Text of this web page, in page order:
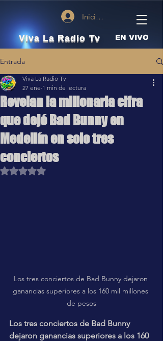
Iniciar sesión
Viva La Radio Tv EN VIVO
Entrada
Revelan la millonaria cifra
que dejó Bad Bunny en
Medellín en solo tres
conciertos
Viva La Radio Tv
27 ene 1 min de lectura
Obtuvo NaN de 5 estrellas.
Los tres conciertos de Bad Bunny dejaron
ganancias superiores a los 160 mil millones
de pesos
Los tres conciertos de Bad Bunny
dejaron ganancias superiores a los 160